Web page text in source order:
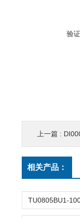
验
上一篇 :
相关产品：